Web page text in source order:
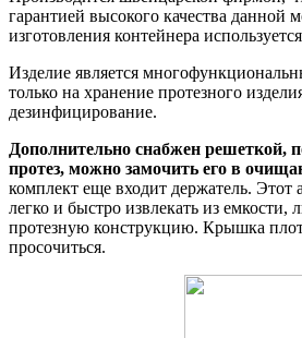
гарантией высокого качества данной
изготовления контейнера
Изделие является
только на хранение протезного
дезинфицирование.
Дополнительно снабжен решеткой,
протез, можно замочить его в
комплект еще входит держатель. Этот
легко и быстро извлекать из емкости,
протезную конструкцию. Крышка
просочиться.